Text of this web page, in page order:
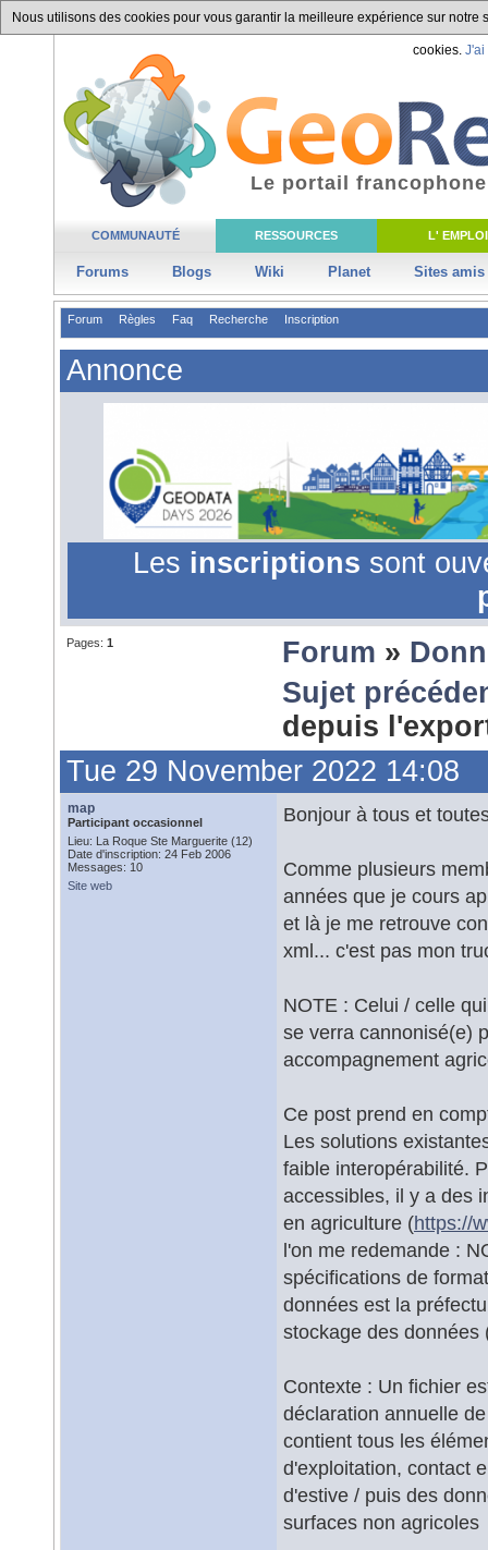
Nous utilisons des cookies pour vous garantir la meilleure expérience sur
cookies. J'ai
COMMUNAUTÉ RESSOURCES L' EMPLOI
Forums Blogs Wiki Planet Sites amis
Le portail
Forum Règles Faq Recherche Inscription
Annonce
Les inscriptions sont
Pages: 1 Forum »
Sujet
depuis
Tue 29 November 2022 14:08
map
Participant occasionnel
Lieu: La Roque Ste Marguerite (12)
Date d'inscription: 24 Feb 2006
Messages: 10
Site web
Bonjour à tous et
Comme plusieurs
années que je cours
et là je me retrouve
xml... c'est pas mon
NOTE : Celui / celle
se verra cannonisé(e)
accompagnement
Ce post prend en
Les solutions
faible interopérabilité.
accessibles, il y a des
en agriculture (https://
l'on me redemande :
spécifications de
données est la
stockage des données
Contexte : Un fichier
déclaration annuelle
contient tous les
d'exploitation, contact
d'estive / puis des
surfaces non agricoles